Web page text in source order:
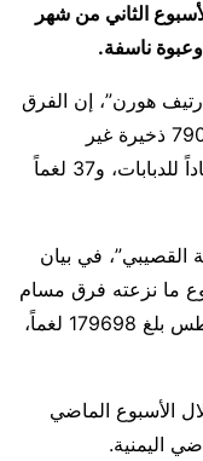
الثاني من شهر
هورن”، إن الفرق
الهندسية نزعت، خلال الأسبوع الماضي، 790 ذخيرة غير
منفجرة، بالإضافة إلى نزع 286 لغماً مضاداً للدبابات، و37 لغماً
في بيان
ما نزعته فرق مسام
منذ انطلاق المشروع ولغاية يوم 14 أغسطس بلغ 179698 لغماً،
الأسبوع الماضي